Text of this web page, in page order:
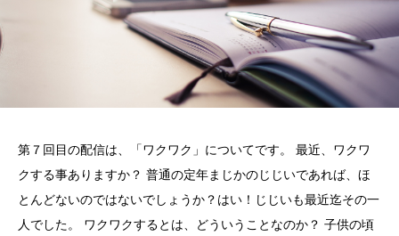
第７回目の配信は、「ワクワク」についてです。 最近、ワクワ
クする事ありますか？ 普通の定年まじかのじじいであれば、ほ
とんどないのではないでしょうか？はい！じじいも最近迄その一
人でした。 ワクワクするとは、どういうことなのか？ 子供の頃